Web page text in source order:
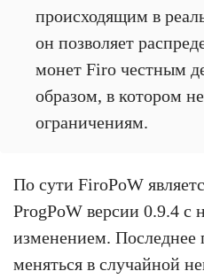
происходящим в
он позволяет
монет Firo честным
образом, в котором
ограничениям.
По сути FiroPoW
ProgPoW версии 0.9.4 с
изменением. Последнее
меняться в случайной